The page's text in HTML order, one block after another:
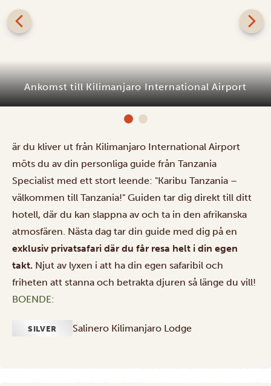
Ankomst till Kilimanjaro International Airport
är du kliver ut från Kilimanjaro International Airport
möts du av din personliga guide från Tanzania
Specialist med ett stort leende: "Karibu Tanzania –
välkommen till Tanzania!" Guiden tar dig direkt till ditt
hotell, där du kan slappna av och ta in den afrikanska
atmosfären. Nästa dag tar din guide med dig på en
exklusiv privatsafari där du får resa helt i din egen
takt. Njut av lyxen i att ha din egen safaribil och
friheten att stanna och betrakta djuren så länge du vill!
BOENDE:
SILVER Salinero Kilimanjaro Lodge